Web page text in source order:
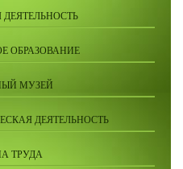
ОБРАЗОВАНИЕ
МУЗЕЙ
ДЕЯТЕЛЬНОСТЬ
ТРУДА